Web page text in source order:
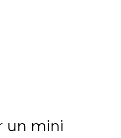
un mini